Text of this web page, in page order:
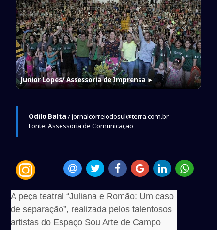
Junior Lopes/ Assessoria de Imprensa►
Odilo Balta / jornalcorreiodosul@terra.com.br
Fonte: Assessoria de Comunicação
A peça teatral “Juliana e Romão: Um caso
de separação”, realizada pelos talentosos
artistas do Espaço Sou Arte de Campo